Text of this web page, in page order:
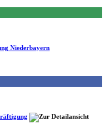
Niederbayern